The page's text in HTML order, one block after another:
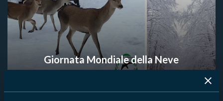
Giornata Mondiale della Neve